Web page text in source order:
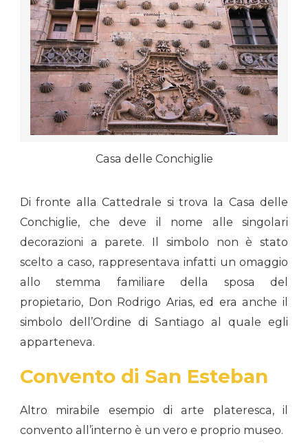
Casa delle Conchiglie
Di fronte alla Cattedrale si trova la Casa delle
Conchiglie, che deve il nome alle singolari
decorazioni a parete. Il simbolo non è stato
scelto a caso, rappresentava infatti un omaggio
allo stemma familiare della sposa del
propietario, Don Rodrigo Arias, ed era anche il
simbolo dell’Ordine di Santiago al quale egli
apparteneva.
Convento di San Esteban
Altro mirabile esempio di arte plateresca, il
convento all’interno è un vero e proprio museo.